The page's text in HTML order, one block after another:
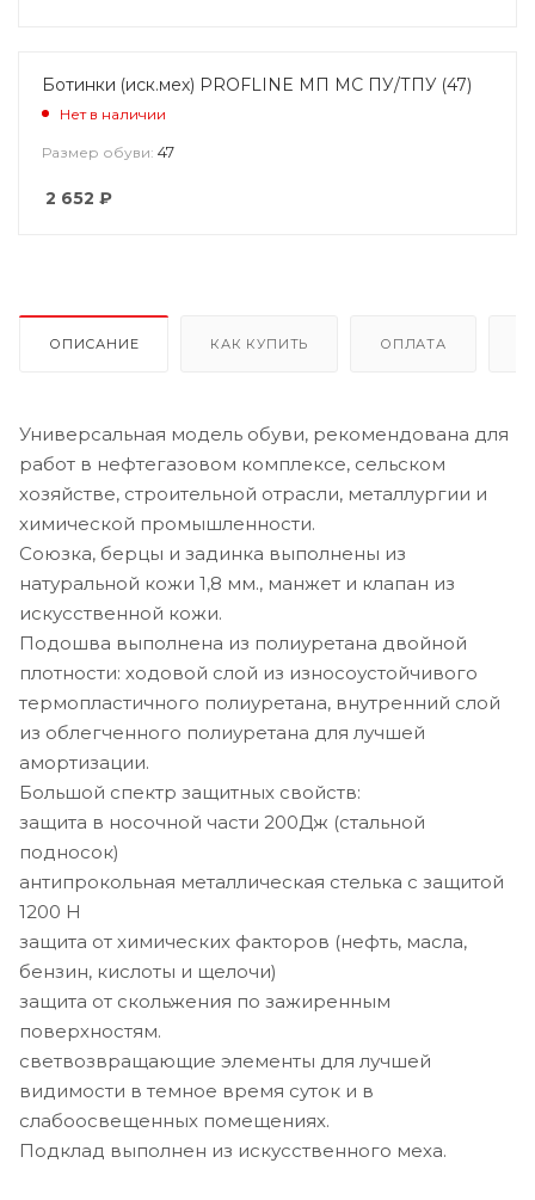
Ботинки (иск.мех) PROFLINE МП МС ПУ/ТПУ (47)
Нет в наличии
Размер обуви: 47
2 652 ₽
ОПИСАНИЕ КАК КУПИТЬ ОПЛАТА
Универсальная модель обуви, рекомендована для
работ в нефтегазовом комплексе, сельском
хозяйстве, строительной отрасли, металлургии и
химической промышленности.
Союзка, берцы и задинка выполнены из
натуральной кожи 1,8 мм., манжет и клапан из
искусственной кожи.
Подошва выполнена из полиуретана двойной
плотности: ходовой слой из износоустойчивого
термопластичного полиуретана, внутренний слой
из облегченного полиуретана для лучшей
амортизации.
Большой спектр защитных свойств:
защита в носочной части 200Дж (стальной
подносок)
антипрокольная металлическая стелька с защитой
1200 Н
защита от химических факторов (нефть, масла,
бензин, кислоты и щелочи)
защита от скольжения по зажиренным
поверхностям.
светвозвращающие элементы для лучшей
видимости в темное время суток и в
слабоосвещенных помещениях.
Подклад выполнен из искусственного меха.